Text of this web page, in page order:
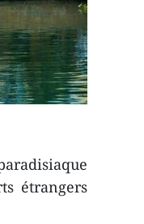
étrangers